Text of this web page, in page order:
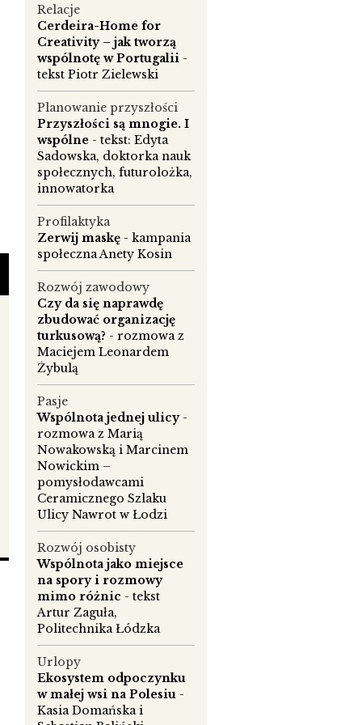
Relacje
Cerdeira-Home for
Creativity – jak tworzą
wspólnotę w Portugalii -
tekst Piotr Zielewski
Planowanie przyszłości
Przyszłości są mnogie. I
wspólne - tekst: Edyta
Sadowska, doktorka nauk
społecznych, futurolożka,
innowatorka
Profilaktyka
Zerwij maskę - kampania
społeczna Anety Kosin
Rozwój zawodowy
Czy da się naprawdę
zbudować organizację
turkusową? - rozmowa z
Maciejem Leonardem
Żybulą
Pasje
Wspólnota jednej ulicy-
rozmowa z Marią
Nowakowską i Marcinem
Nowickim –
pomysłodawcami
Ceramicznego Szlaku
Ulicy Nawrot w Łodzi
Rozwój osobisty
Wspólnota jako miejsce
na spory i rozmowy
mimo różnic - tekst
Artur Zaguła,
Politechnika Łódzka
Urlopy
Ekosystem odpoczynku
w małej wsi na Polesiu -
Kasia Domańska i